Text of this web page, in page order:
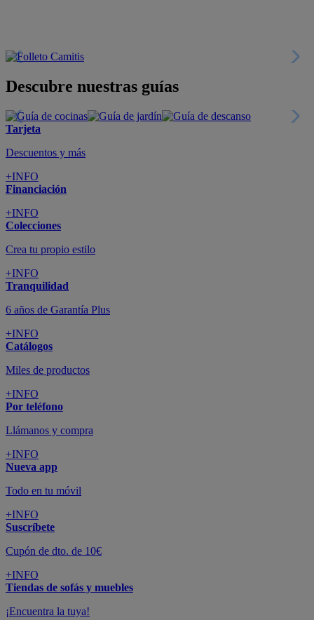
Descubre nuestras guías
Tarjeta
Descuentos y más
+INFO
Financiación
+INFO
Colecciones
Crea tu propio estilo
+INFO
Tranquilidad
6 años de Garantía Plus
+INFO
Catálogos
Miles de productos
+INFO
Por teléfono
Llámanos y compra
+INFO
Nueva app
Todo en tu móvil
+INFO
Suscríbete
Cupón de dto. de 10€
+INFO
Tiendas de sofás y muebles
¡Encuentra la tuya!